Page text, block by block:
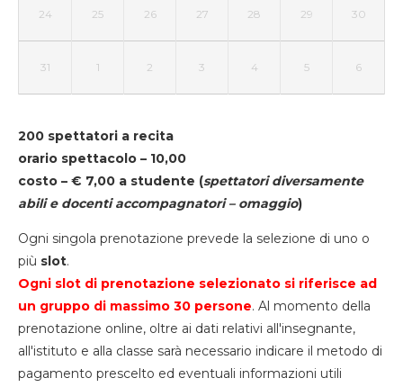
24 25 26 27 28 29 30
31 1 2 3 4 5 6
200 spettatori a recita
orario spettacolo – 10,00
costo – € 7,00 a studente (spettatori diversamente
abili e docenti accompagnatori – omaggio)
Ogni singola prenotazione prevede la selezione di uno o
più slot.
Ogni slot di prenotazione selezionato si riferisce ad
un gruppo di massimo 30 persone. Al momento della
prenotazione online, oltre ai dati relativi all'insegnante,
all'istituto e alla classe sarà necessario indicare il metodo di
pagamento prescelto ed eventuali informazioni utili